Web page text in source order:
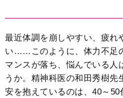
最近体調を崩しやすい、疲れ
い……このように、体力不足
マンスが落ち、悩んでいる人
うか。精神科医の和田秀樹先
安を抱えているのは、40～